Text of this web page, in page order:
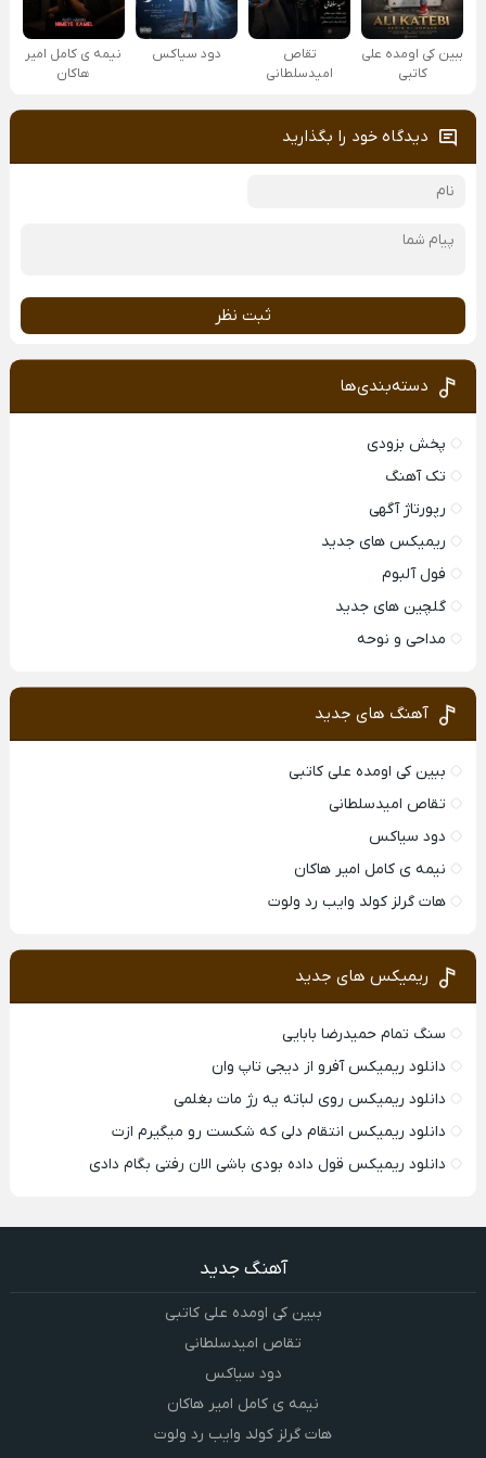
ببین کی اومده علی
کاتبی
تقاص
امیدسلطانی
دود سیاکس
نیمه ی کامل امیر
هاکان
دیدگاه خود را بگذارید
ثبت نظر
دسته‌بندی‌ها
پخش بزودی
تک آهنگ
رپورتاژ آگهی
ریمیکس های جدید
فول آلبوم
گلچین های جدید
مداحی و نوحه
آهنگ های جدید
ببین کی اومده علی کاتبی
تقاص امیدسلطانی
دود سیاکس
نیمه ی کامل امیر هاکان
هات گرلز کولد وایب رد ولوت
ریمیکس های جدید
سنگ تمام حمیدرضا بابایی
دانلود ریمیکس آفرو از ديجی تاپ وان
دانلود ریمیکس روی لباته یه رژ مات بغلمی
دانلود ریمیکس انتقام دلی که شکست رو میگیرم ازت
دانلود ریمیکس قول داده بودی باشی الان رفتی بگام دادی
آهنگ جدید
ببین کی اومده علی کاتبی
تقاص امیدسلطانی
دود سیاکس
نیمه ی کامل امیر هاکان
هات گرلز کولد وایب رد ولوت